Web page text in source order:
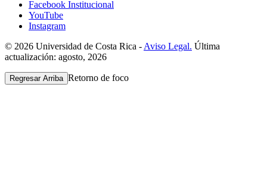
Facebook Institucional
YouTube
Instagram
© 2026 Universidad de Costa Rica -Aviso Legal. Última
actualización: agosto, 2026
Regresar Arriba Retorno de foco